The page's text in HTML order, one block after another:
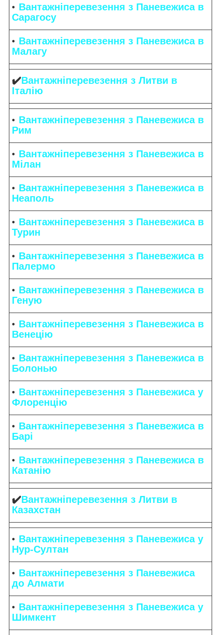
Вантажніперевезення з Паневежиса в
Сарагосу
Вантажніперевезення з Паневежиса в
Малагу
✔️Вантажніперевезення з Литви в
Італію
Вантажніперевезення з Паневежиса в
Рим
Вантажніперевезення з Паневежиса в
Мілан
Вантажніперевезення з Паневежиса в
Неаполь
Вантажніперевезення з Паневежиса в
Турин
Вантажніперевезення з Паневежиса в
Палермо
Вантажніперевезення з Паневежиса в
Геную
Вантажніперевезення з Паневежиса в
Венецію
Вантажніперевезення з Паневежиса в
Болонью
Вантажніперевезення з Паневежиса у
Флоренцію
Вантажніперевезення з Паневежиса в
Барі
Вантажніперевезення з Паневежиса в
Катанію
✔️Вантажніперевезення з Литви в
Казахстан
Вантажніперевезення з Паневежиса у
Нур-Султан
Вантажніперевезення з Паневежиса
до Алмати
Вантажніперевезення з Паневежиса у
Шимкент